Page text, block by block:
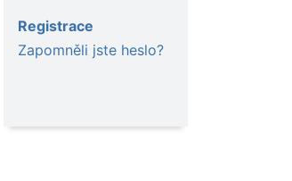
Registrace
Zapomněli jste heslo?